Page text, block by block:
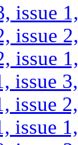
issue
issue
issue
issue
issue
issue